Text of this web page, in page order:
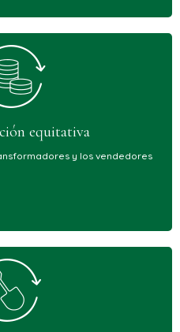
equitativa
y los vendedores